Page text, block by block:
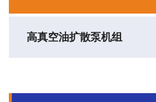
高真空油扩散泵机组